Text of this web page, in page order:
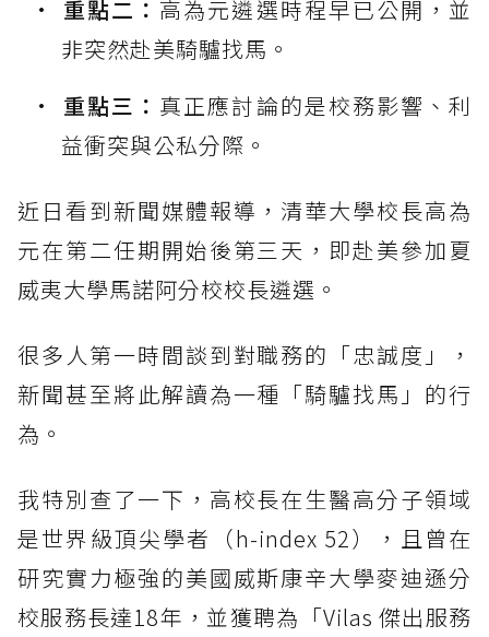
重點二： 高為元遴選時程早已公開，並
非突然赴美騎驢找馬。
重點三： 真正應討論的是校務影響、利
益衝突與公私分際。
近日看到新聞媒體報導，清華大學校長高為
元在第二任期開始後第三天，即赴美參加夏
威夷大學馬諾阿分校校長遴選。
很多人第一時間談到對職務的「忠誠度」，
新聞甚至將此解讀為一種「騎驢找馬」的行
為。
我特別查了一下，高校長在生醫高分子領域
是世界級頂尖學者（h-index 52），且曾在
研究實力極強的美國威斯康辛大學麥迪遜分
校服務長達18年，並獲聘為「Vilas 傑出服務